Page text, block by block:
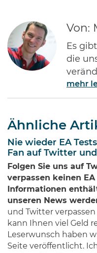
Von:
Es
die
des
zu
Bill
Diese
mehr
Ähnliche
Nie wieder EA
Fan auf Twitter
Folgen Sie uns auf
verpassen keinen
Informationen
unseren News
und Twitter verpassen
kann Ihnen viel Geld
Leserwunsch haben
Seite veröffentlicht.